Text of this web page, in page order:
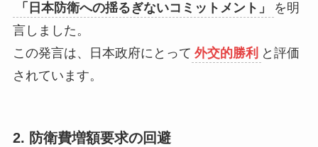
「日本防衛への揺るぎないコミットメント」
を明
言しました。
この発言は、日本政府にとって 外交的勝利 と評価
されています。
2. 防衛費増額要求の回避